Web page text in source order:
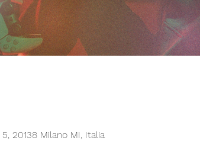
20138 Milano MI, Italia